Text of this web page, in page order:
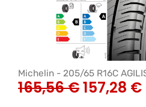
Michelin - 205/65 R16C
165,56€157,28 €